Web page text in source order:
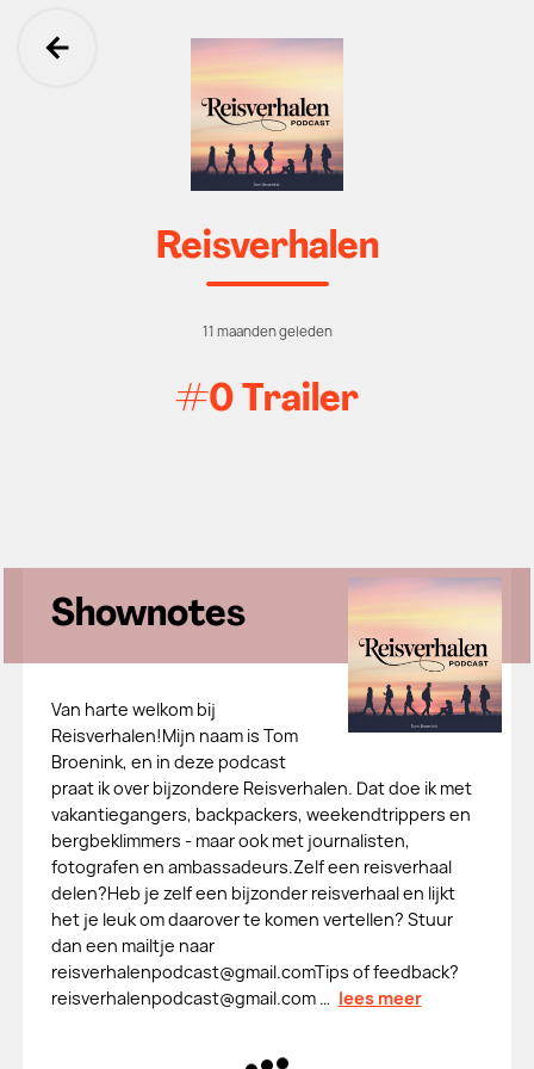
Ga terug
Reisverhalen
11 maanden geleden
#0 Trailer
Shownotes
Van harte welkom bij
Reisverhalen!Mijn naam is Tom
Broenink, en in deze podcast
praat ik over bijzondere Reisverhalen. Dat doe ik met
vakantiegangers, backpackers, weekendtrippers en
bergbeklimmers - maar ook met journalisten,
fotografen en ambassadeurs.Zelf een reisverhaal
delen?Heb je zelf een bijzonder reisverhaal en lijkt
het je leuk om daarover te komen vertellen? Stuur
dan een mailtje naar
reisverhalenpodcast@gmail.comTips of feedback?
reisverhalenpodcast@gmail.com … lees meer